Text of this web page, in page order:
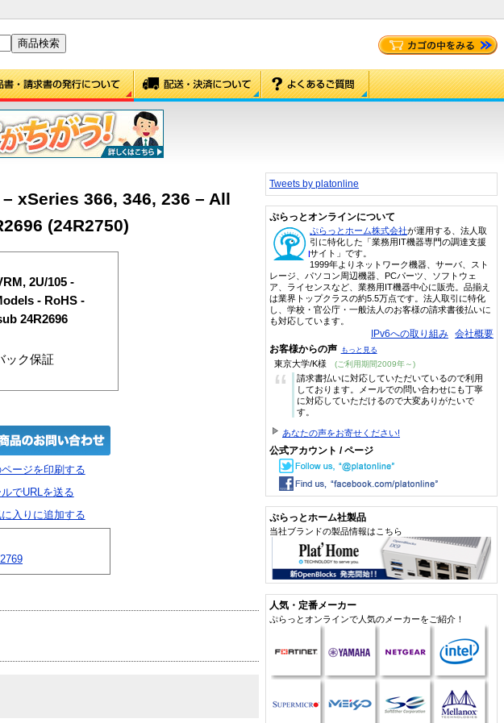
xSeries 366, 346, 236 – All
(24R2750)
2U/105 -
- RoHS -
24R2696
ック保証
ージを印刷する
でURLを送る
入りに追加する
Tweets by platonline
ぷらっとオンラインについて
ぷらっとホーム株式会社が運用する、法人取
引に特化した「業務用IT機器専門の調達支援
サイト」です。
1999年よりネットワーク機器、サーバ、スト
レージ、パソコン周辺機器、PCパーツ、ソフトウェ
ア、ライセンスなど、業務用IT機器中心に販売。品揃え
は業界トップクラスの約5.5万点です。法人取引に特化
し、学校・官公庁・一般法人のお客様の請求書後払いに
も対応しています。
IPv6への取り組み 会社概要
お客様からの声 もっと見る
東京大学/K様 (ご利用期間2009年～)
“
請求書払いに対応していただいているので利用
しております。メールでの問い合わせにも丁寧
に対応していただけるので大変ありがたいで
す。
あなたの声をお寄せください!
公式アカウント / ページ
ぷらっとホーム社製品
当社ブランドの製品情報はこちら
人気・定番メーカー
ぷらっとオンラインで人気のメーカーをご紹介！